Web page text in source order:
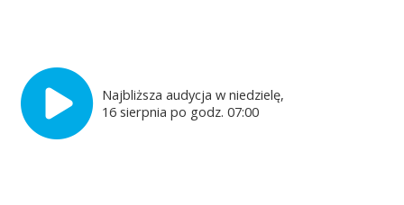
Najbliższa audycja w niedzielę,
16 sierpnia po godz. 07:00